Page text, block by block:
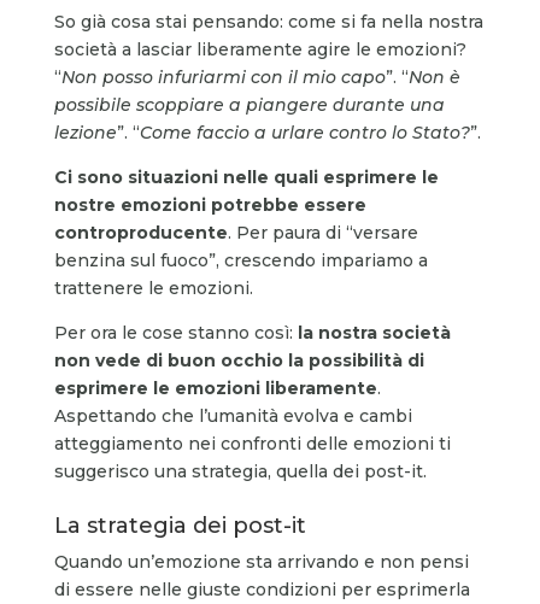
So già cosa stai pensando: come si fa nella nostra
società a lasciar liberamente agire le emozioni?
“Non posso infuriarmi con il mio capo”. “Non è
possibile scoppiare a piangere durante una
lezione”. “Come faccio a urlare contro lo Stato?”.
Ci sono situazioni nelle quali esprimere le
nostre emozioni potrebbe essere
controproducente. Per paura di “versare
benzina sul fuoco”, crescendo impariamo a
trattenere le emozioni.
Per ora le cose stanno così: la nostra società
non vede di buon occhio la possibilità di
esprimere le emozioni liberamente.
Aspettando che l’umanità evolva e cambi
atteggiamento nei confronti delle emozioni ti
suggerisco una strategia, quella dei post-it.
La strategia dei post-it
Quando un’emozione sta arrivando e non pensi
di essere nelle giuste condizioni per esprimerla